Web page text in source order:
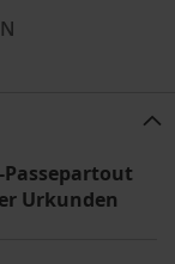
Urkunden